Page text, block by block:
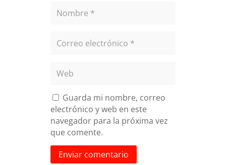
Guarda mi nombre, correo
electrónico y web en este
navegador para la próxima vez
que comente.
Enviar comentario